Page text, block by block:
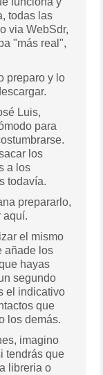
todas las
via WebSdr,
"más real",
preparo y lo
Luis,
para
los
a los
todavía.
prepararlo,
aquí.
el mismo
añade los
hayas
segundo
el indicativo
que
los demás.
imagino
tendrás que
libreria o